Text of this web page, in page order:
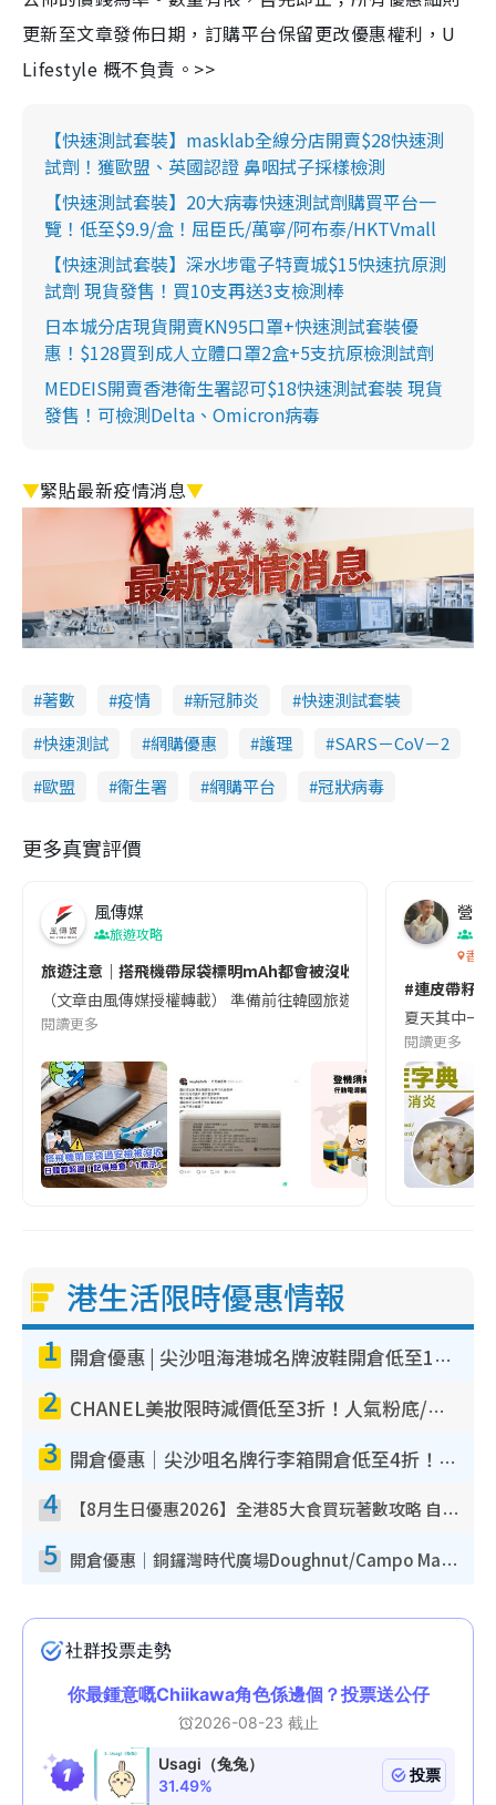
更新至文章發佈日期，訂購平台保留更改優惠權利，U
Lifestyle 概不負責。>>
【快速測試套裝】masklab全線分店開賣$28快速測
試劑！獲歐盟、英國認證 鼻咽拭子採樣檢測
【快速測試套裝】20大病毒快速測試劑購買平台一
覽！低至$9.9/盒！屈臣氏/萬寧/阿布泰/HKTVmall
【快速測試套裝】深水埗電子特賣城$15快速抗原測
試劑 現貨發售！買10支再送3支檢測棒
日本城分店現貨開賣KN95口罩+快速測試套裝優
惠！$128買到成人立體口罩2盒+5支抗原檢測試劑
MEDEIS開賣香港衛生署認可$18快速測試套裝 現貨
發售！可檢測Delta、Omicron病毒
▼緊貼最新疫情消息▼
著數 疫情 新冠肺炎
快速測試套裝
快速測試
網購優惠 護理
SARS－CoV－2
歐盟
衞生署 網購平台 冠狀病毒
更多真實評價
風傳媒
旅遊攻略
旅遊注意｜搭飛機帶尿袋標明mAh都會被沒收😱出發前切記檢查
（文章由風傳媒授權轉載） 準備前往韓國旅遊的民眾，近期要
閱讀更多
營養
香港
#連皮帶籽
夏天其中一
閱讀更多
港生活限時優惠情報
1 開倉優惠 | 尖沙咀海港城名牌波鞋開倉低至1折！On鞋$899起／Joy&Peace鞋履$98起
2 CHANEL美妝限時減價低至3折！人氣粉底/唇膏/精華液低至$275！COCO香水都有平
3 開倉優惠｜尖沙咀名牌行李箱開倉低至4折！一連5日 American Tourister/ace./Hallmark $200起！
4 【8月生日優惠2026】全港85大食買玩著數攻略 自助餐/火鍋放題同行免費＋誠品/DONKI送現金券
5 開倉優惠｜銅鑼灣時代廣場Doughnut/Campo Marzio開倉低至1折！背囊、書包、手袋劈價$200起